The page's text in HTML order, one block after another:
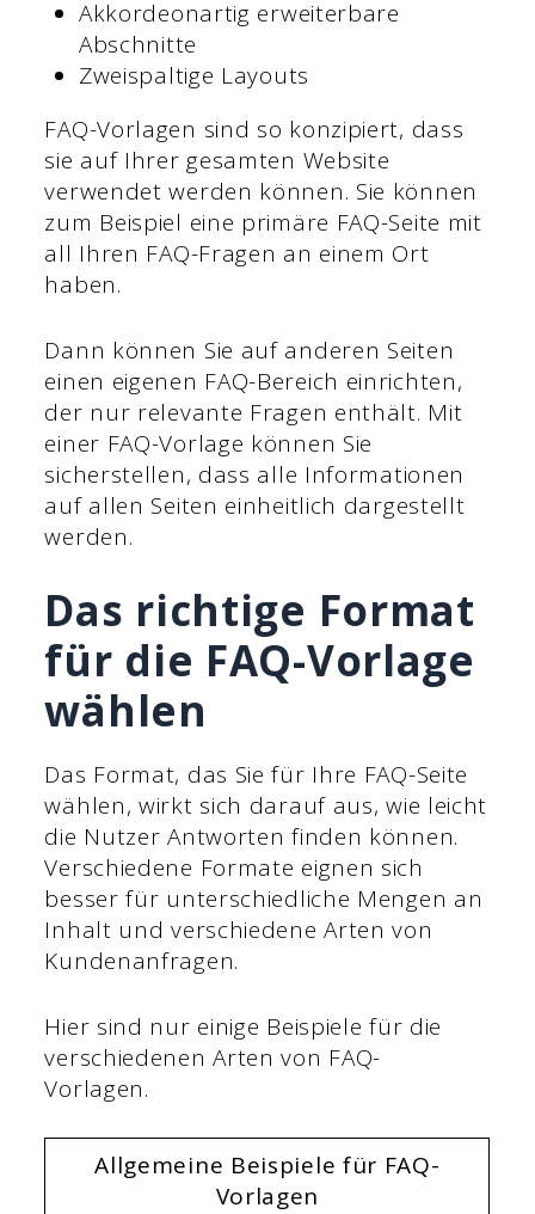
Akkordeonartig erweiterbare
Abschnitte
Zweispaltige Layouts
FAQ-Vorlagen sind so konzipiert, dass
sie auf Ihrer gesamten Website
verwendet werden können. Sie können
zum Beispiel eine primäre FAQ-Seite mit
all Ihren FAQ-Fragen an einem Ort
haben.
Dann können Sie auf anderen Seiten
einen eigenen FAQ-Bereich einrichten,
der nur relevante Fragen enthält. Mit
einer FAQ-Vorlage können Sie
sicherstellen, dass alle Informationen
auf allen Seiten einheitlich dargestellt
werden.
Das richtige Format
für die FAQ-Vorlage
wählen
Das Format, das Sie für Ihre FAQ-Seite
wählen, wirkt sich darauf aus, wie leicht
die Nutzer Antworten finden können.
Verschiedene Formate eignen sich
besser für unterschiedliche Mengen an
Inhalt und verschiedene Arten von
Kundenanfragen.
Hier sind nur einige Beispiele für die
verschiedenen Arten von FAQ-
Vorlagen.
Allgemeine Beispiele für FAQ-
Vorlagen